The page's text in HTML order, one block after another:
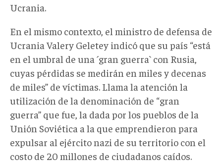
Ucrania.
En el mismo contexto, el ministro de defensa de
Ucrania Valery Geletey indicó que su país “está
en el umbral de una ´gran guerra` con Rusia,
cuyas pérdidas se medirán en miles y decenas
de miles” de víctimas. Llama la atención la
utilización de la denominación de “gran
guerra” que fue, la dada por los pueblos de la
Unión Soviética a la que emprendieron para
expulsar al ejército nazi de su territorio con el
costo de 20 millones de ciudadanos caídos.